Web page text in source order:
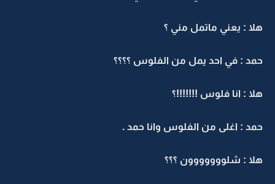
هلا : يعني ماتمل مني ؟
حمد : في احد يمل من الفلوس ؟؟؟؟
هلا : انا فلوس !!!!!!!؟
حمد : اغلى من الفلوس وانا حمد .
هلا : شلووووووون ؟؟؟